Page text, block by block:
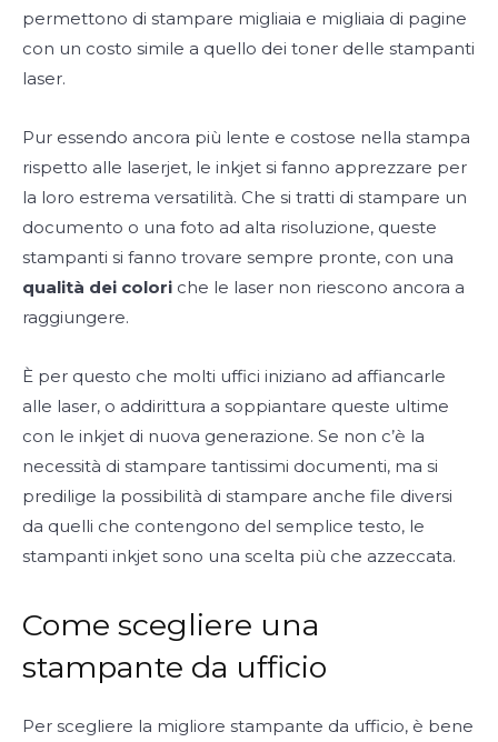
permettono di stampare migliaia e migliaia di pagine
con un costo simile a quello dei toner delle stampanti
laser.
Pur essendo ancora più lente e costose nella stampa
rispetto alle laserjet, le inkjet si fanno apprezzare per
la loro estrema versatilità. Che si tratti di stampare un
documento o una foto ad alta risoluzione, queste
stampanti si fanno trovare sempre pronte, con una
qualità dei colori che le laser non riescono ancora a
raggiungere.
È per questo che molti uffici iniziano ad affiancarle
alle laser, o addirittura a soppiantare queste ultime
con le inkjet di nuova generazione. Se non c’è la
necessità di stampare tantissimi documenti, ma si
predilige la possibilità di stampare anche file diversi
da quelli che contengono del semplice testo, le
stampanti inkjet sono una scelta più che azzeccata.
Come scegliere una
stampante da ufficio
Per scegliere la migliore stampante da ufficio, è bene